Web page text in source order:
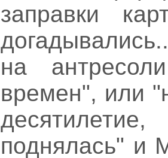
заправки
на
времен", или
поднялась" и